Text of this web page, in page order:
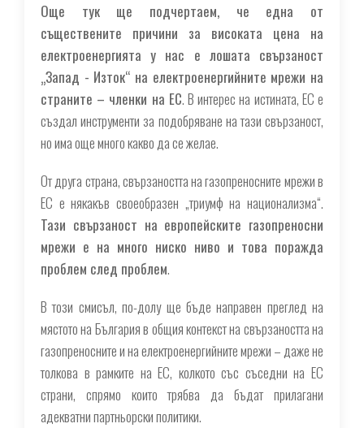
Още тук ще подчертаем, че една от
съществените причини за високата цена на
електроенергията у нас е лошата свързаност
„Запад - Изток“ на електроенергийните мрежи на
страните – членки на ЕС. В интерес на истината, ЕС е
създал инструменти за подобряване на тази свързаност,
но има още много какво да се желае.
От друга страна, свързаността на газопреносните мрежи в
ЕС е някакъв своеобразен „триумф на национализма“.
Тази свързаност на европейските газопреносни
мрежи е на много ниско ниво и това поражда
проблем след проблем.
В този смисъл, по-долу ще бъде направен преглед на
мястото на България в общия контекст на свързаността на
газопреносните и на електроенергийните мрежи – даже не
толкова в рамките на ЕС, колкото със съседни на ЕС
страни, спрямо които трябва да бъдат прилагани
адекватни партньорски политики.